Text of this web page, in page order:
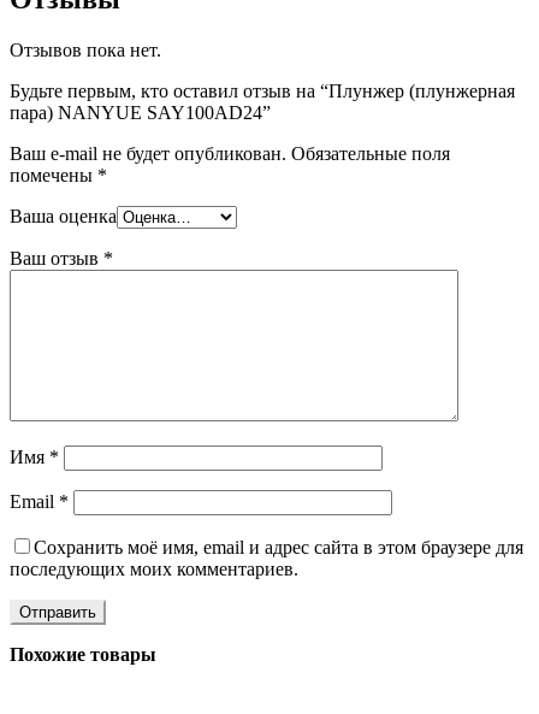
Отзывов пока нет.
Будьте первым, кто оставил отзыв на “Плунжер (плунжерная
пара) NANYUE SAY100AD24”
Ваш e-mail не будет опубликован. Обязательные поля
помечены *
Ваша оценка
Ваш отзыв *
Имя *
Email *
Сохранить моё имя, email и адрес сайта в этом браузере для
последующих моих комментариев.
Похожие товары